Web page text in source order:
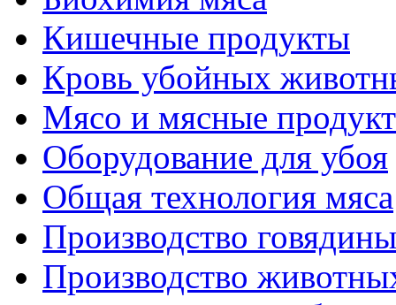
Кишечные продукты
Кровь убойных
Мясо и мясные
Оборудование для убоя
Общая технология мяса
Производство говядины
Производство